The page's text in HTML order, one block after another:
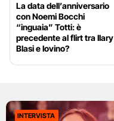
La data dell’anniversario
con Noemi Bocchi
“inguaia” Totti: è
precedente al flirt tra Ilary
Blasi e Iovino?
INTERVISTA